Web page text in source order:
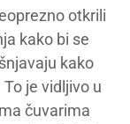
otkrili
kako bi se
kako
je vidljivo u
čuvarima